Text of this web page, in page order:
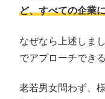
ど、すべての企業
なぜなら上述しま
でアプローチでき
老若男女問わず、